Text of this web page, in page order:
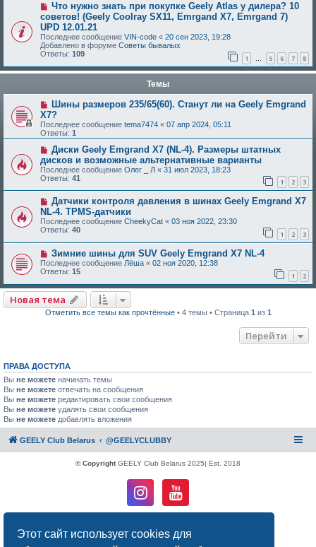
Этот сайт использует cookies для
Что нужно знать при покупке Geely Atlas у дилера? 10
советов! (Geely Coolray SX11, Emrgand X7, Emrgand 7)
UPD 12.01.21
Последнее сообщение VIN-code « 20 сен 2023, 19:28
Добавлено в форуме Советы бывалых
Ответы: 109 1 … 5 6 7 8
Темы
Шины размеров 235/65(60). Станут ли на Geely Emgrand
X7?
Последнее сообщение tema7474 « 07 апр 2024, 05:11
Ответы: 1
Диски Geely Emgrand X7 (NL-4). Размеры штатных
дисков и возможные альтернативные варианты
Последнее сообщение Олег _ Л « 31 июл 2023, 18:23
Ответы: 41 1 2 3
Датчики контроля давления в шинах Geely Emgrand X7
NL-4. TPMS-датчики
Последнее сообщение CheekyCat « 03 ноя 2022, 23:30
Ответы: 40 1 2 3
Зимние шины для SUV Geely Emgrand X7 NL-4
Последнее сообщение Лёша « 02 ноя 2020, 12:38
Ответы: 15 1 2
Новая тема
Отметить все темы как прочтённые• 4 темы • Страница 1 из 1
Перейти
ПРАВА ДОСТУПА
Вы не можете начинать темы
Вы не можете отвечать на сообщения
Вы не можете редактировать свои сообщения
Вы не можете удалять свои сообщения
Вы не можете добавлять вложения
GEELY Club Belarus @GEELYCLUBBY
© CopyrightGEELY Club Belarus 2025| Est. 2018
Русская поддержка phpBB
Конфиденциальность |